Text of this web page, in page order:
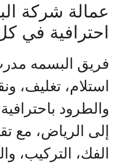
عمالة شركة
احترافية في
فريق البسمه
استلام، تغليف،
والطرود
إلى الرياض، مع
الفك، التركيب،